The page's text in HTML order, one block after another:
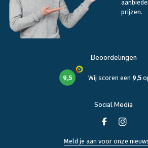
prijzen.
Beoordelingen
9,5 Wij scoren een 9,5
Social Media
Meld je aan voor onze